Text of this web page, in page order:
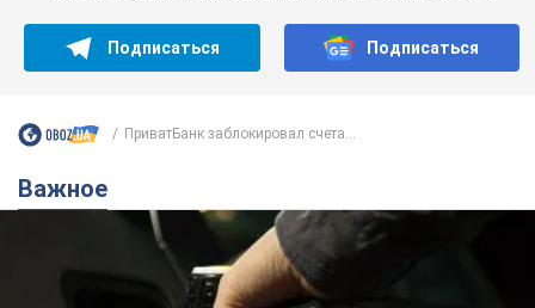
Подписаться Подписаться
ПриватБанк заблокировал счета...
Важное